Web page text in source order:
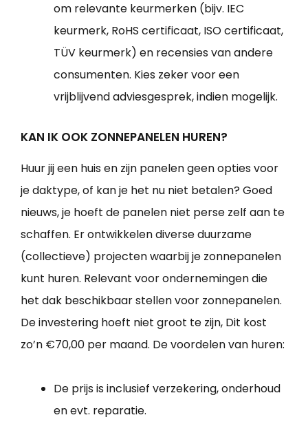
om relevante keurmerken (bijv. IEC
keurmerk, RoHS certificaat, ISO certificaat,
TÜV keurmerk) en recensies van andere
consumenten. Kies zeker voor een
vrijblijvend adviesgesprek, indien mogelijk.
KAN IK OOK ZONNEPANELEN HUREN?
Huur jij een huis en zijn panelen geen opties voor
je daktype, of kan je het nu niet betalen? Goed
nieuws, je hoeft de panelen niet perse zelf aan te
schaffen. Er ontwikkelen diverse duurzame
(collectieve) projecten waarbij je zonnepanelen
kunt huren. Relevant voor ondernemingen die
het dak beschikbaar stellen voor zonnepanelen.
De investering hoeft niet groot te zijn, Dit kost
zo’n €70,00 per maand. De voordelen van huren:
De prijs is inclusief verzekering, onderhoud
en evt. reparatie.